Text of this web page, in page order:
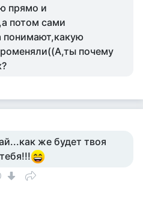
прямо и
потом сами
понимают,какую
почему
же будет твоя